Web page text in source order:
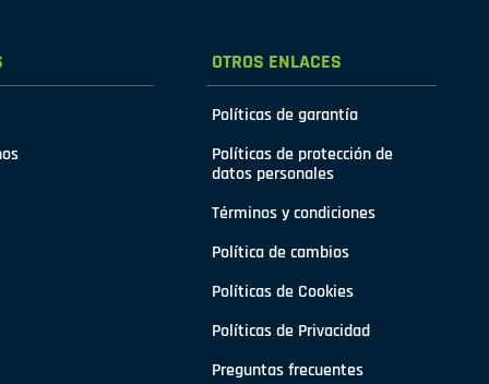
OTROS ENLACES
Políticas de garantía
Políticas de protección de
datos personales
Términos y condiciones
Política de cambios
Políticas de Cookies
Políticas de Privacidad
Preguntas frecuentes